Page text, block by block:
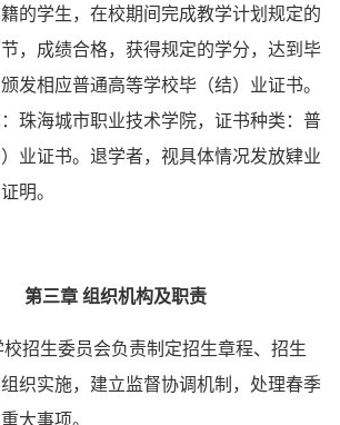
的学生，在校期间完成教学计划规定的
，成绩合格，获得规定的学分，达到毕
发相应普通高等学校毕（结）业证书。
珠海城市职业技术学院，证书种类：普
业证书。退学者，视具体情况发放肄业
明。
第三章 组织机构及职责
校招生委员会负责制定招生章程、招生
织实施，建立监督协调机制，处理春季
大事项。